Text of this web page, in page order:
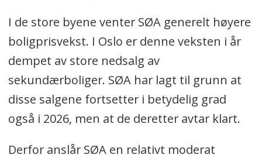
I de store byene venter SØA generelt høyere
boligprisvekst. I Oslo er denne veksten i år
dempet av store nedsalg av
sekundærboliger. SØA har lagt til grunn at
disse salgene fortsetter i betydelig grad
også i 2026, men at de deretter avtar klart.
Derfor anslår SØA en relativt moderat